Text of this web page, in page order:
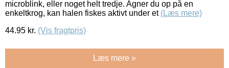
microblink, eller noget helt tredje. Agner du op på en
enkeltkrog, kan halen fiskes aktivt under et (Læs mere)
44.95 kr. (Vis fragtpris)
Læs mere »